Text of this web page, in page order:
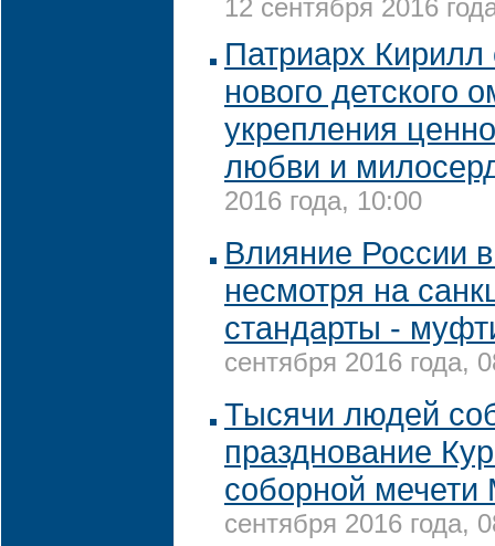
12 сентября 2016
Патриарх Кирилл
нового детского
укрепления
любви и
2016 года, 10:00
Влияние России
несмотря на
стандарты -
сентября 2016 года,
Тысячи людей
празднование
соборной мечети
сентября 2016 года,